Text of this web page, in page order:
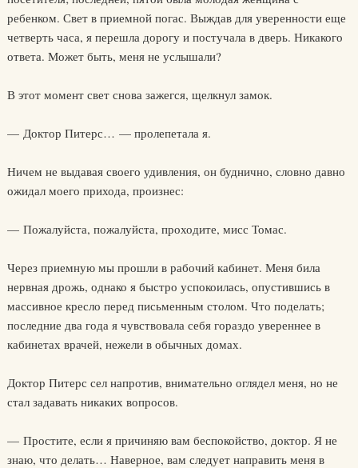
ребенком. Свет в приемной погас. Выждав для уверенности еще
четверть часа, я перешла дорогу и постучала в дверь. Никакого
ответа. Может быть, меня не услышали?
В этот момент свет снова зажегся, щелкнул замок.
— Доктор Питерс… — пролепетала я.
Ничем не выдавая своего удивления, он буднично, словно давно
ожидал моего прихода, произнес:
— Пожалуйста, пожалуйста, проходите, мисс Томас.
Через приемную мы прошли в рабочий кабинет. Меня била
нервная дрожь, однако я быстро успокоилась, опустившись в
массивное кресло перед письменным столом. Что поделать;
последние два года я чувствовала себя гораздо увереннее в
кабинетах врачей, нежели в обычных домах.
Доктор Питерс сел напротив, внимательно оглядел меня, но не
стал задавать никаких вопросов.
— Простите, если я причиняю вам беспокойство, доктор. Я не
знаю, что делать… Наверное, вам следует направить меня в